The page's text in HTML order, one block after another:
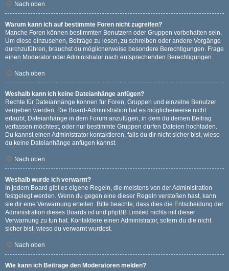
Nach oben
Warum kann ich auf bestimmte Foren nicht zugreifen?
Manche Foren können bestimmten Benutzern oder Gruppen vorbehalten sein.
Um diese einzusehen, Beiträge zu lesen, zu schreiben oder andere Vorgänge
durchzuführen, brauchst du möglicherweise besondere Berechtigungen. Frage
einen Moderator oder Administrator nach entsprechenden Berechtigungen.
Nach oben
Weshalb kann ich keine Dateianhänge anfügen?
Rechte für Dateianhänge können für Foren, Gruppen und einzelne Benutzer
vergeben werden. Die Board-Administration hat es möglicherweise nicht
erlaubt, Dateianhänge in dem Forum anzufügen, in dem du deinen Beitrag
verfassen möchtest, oder nur bestimmte Gruppen dürfen Dateien hochladen.
Du kannst einen Administrator kontaktieren, falls du dir nicht sicher bist, wieso
du keine Dateianhänge anfügen kannst.
Nach oben
Weshalb wurde ich verwarnt?
In jedem Board gibt es eigene Regeln, die meistens von der Administration
festgelegt werden. Wenn du gegen eine dieser Regeln verstoßen hast, kann
sie dir eine Verwarnung erteilen. Bitte beachte, dass dies die Entscheidung der
Administration dieses Boards ist und phpBB Limited nichts mit dieser
Verwarnung zu tun hat. Kontaktiere einen Administrator, sofern du die nicht
sicher bist, wieso du verwarnt wurdest.
Nach oben
Wie kann ich Beiträge den Moderatoren melden?